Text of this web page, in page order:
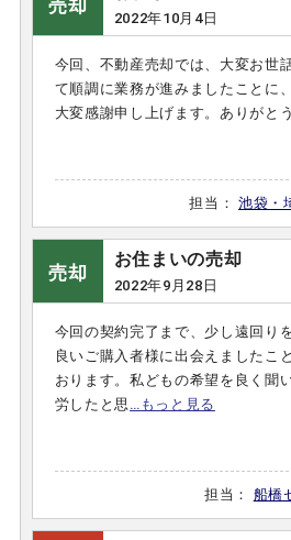
売却
2022年10月4日
今回、不動産売却では、大変お世
て順調に業務が進みましたことに
大変感謝申し上げます。ありがと
担当：池袋・
売却
お住まいの売却
2022年9月28日
今回の契約完了まで、少し遠回り
良いご購入者様に出会えましたこ
おります。私どもの希望を良く聞
労したと思 …もっと見る
担当： 船橋